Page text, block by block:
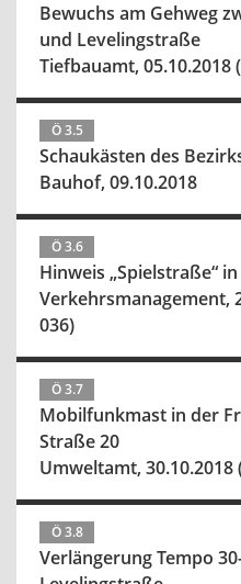
Bewuchs am Gehweg
und Levelingstraße
Tiefbauamt, 05.10.2018
Ö 3.5
Schaukästen des
Bauhof, 09.10.2018
Ö 3.6
Hinweis „Spielstraße“
Verkehrsmanagement,
036)
Ö 3.7
Mobilfunkmast in der
Straße 20
Umweltamt, 30.10.2018
Ö 3.8
Verlängerung Tempo